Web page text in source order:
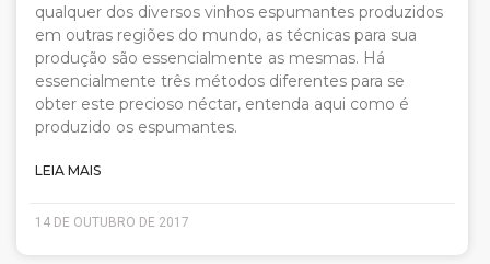
qualquer dos diversos vinhos espumantes produzidos
em outras regiões do mundo, as técnicas para sua
produção são essencialmente as mesmas. Há
essencialmente três métodos diferentes para se
obter este precioso néctar, entenda aqui como é
produzido os espumantes.
LEIA MAIS
14 DE OUTUBRO DE 2017